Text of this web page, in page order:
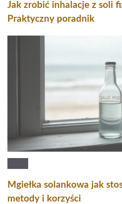
Jak zrobić inhalacje z soli
Praktyczny poradnik
Mgiełka solankowa jak
metody i korzyści